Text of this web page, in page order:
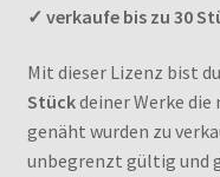
✓ verkaufe bis zu 30
Mit dieser Lizenz bist
Stückdeiner Werke die
genäht wurden zu
unbegrenzt gültig und